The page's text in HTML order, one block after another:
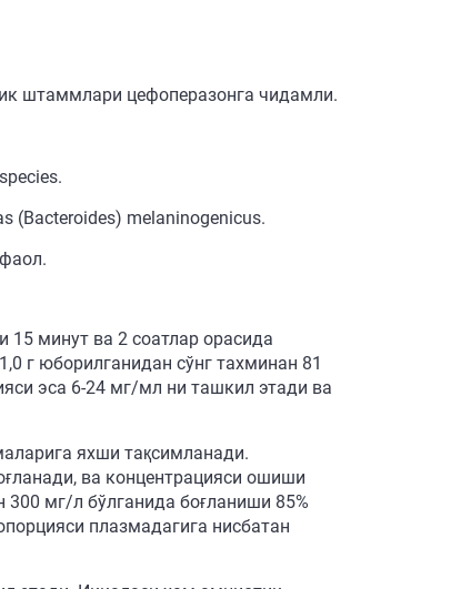
штаммлари цефоперазонга чидамли.
(Bacteroides) melaninogenicus.
минут ва 2 соатлар орасида
г юборилганидан сўнг тахминан 81
эса 6-24 мг/мл ни ташкил этади ва
яхши тақсимланади.
ва концентрацияси ошиши
мг/л бўлганида боғланиши 85%
плазмадагига нисбатан